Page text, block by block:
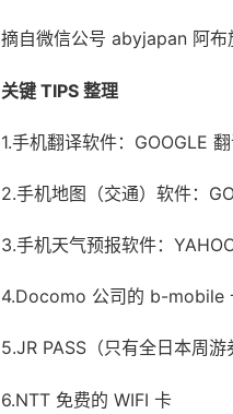
摘自微信公号 abyjapan 阿布
关键 TIPS 整理
1.手机翻译软件：GOOGLE
2.手机地图（交通）软件：
3.手机天气预报软件：
4.Docomo 公司的 b-mobile
5.JR PASS（只有全日本周
6.NTT 免费的 WIFI 卡